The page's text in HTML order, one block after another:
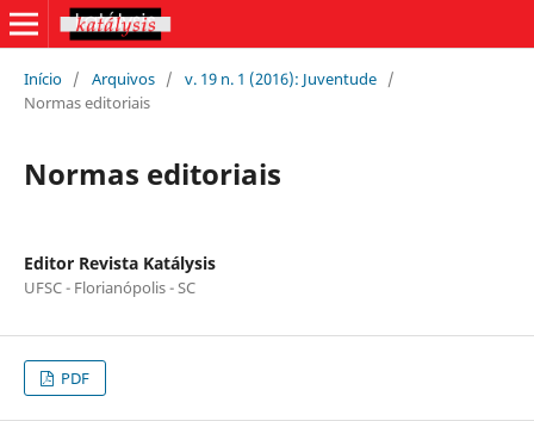
Início / Arquivos / v. 19 n. 1 (2016): Juventude /
Normas editoriais
Normas editoriais
Editor Revista Katálysis
UFSC - Florianópolis - SC
PDF